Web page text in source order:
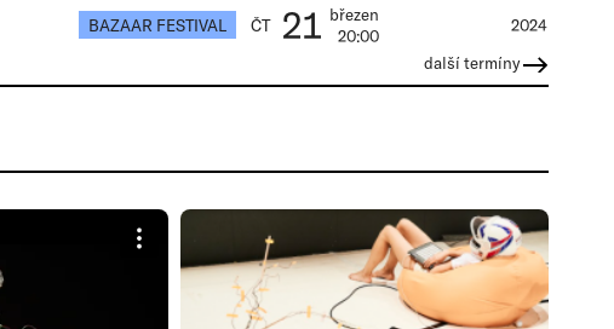
BAZAAR FESTIVAL ČT 21 březen
20:00
2024
další termíny